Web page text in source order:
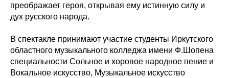
преображает героя, открывая ему истинную силу и
дух русского народа.
В спектакле принимают участие студенты Иркутского
областного музыкального колледжа имени Ф.Шопена
специальности Сольное и хоровое народное пение и
Вокальное искусство, Музыкальное искусство